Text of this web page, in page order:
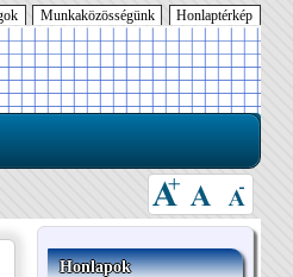
Honlaptérkép
Munkaközösségünk
Honlapok